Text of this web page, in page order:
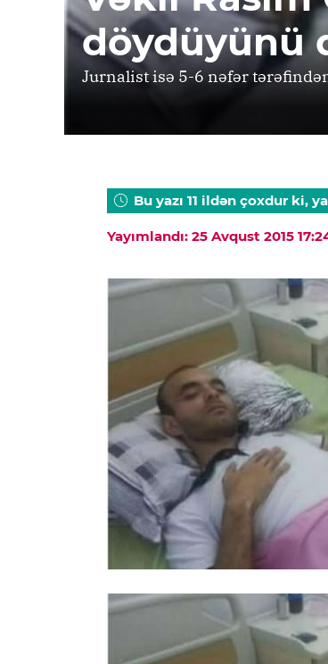
döydüyünü
Jurnalist isə 5-6 nəfər
Bu yazı 11 ildən çoxdur ki,
Yayımlandı: 25 Avqust 2015